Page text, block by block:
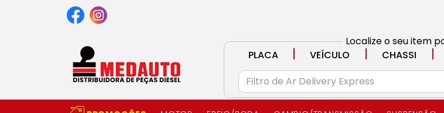
Localize o seu item
PLACA
| VEÍCULO | CHASSI |